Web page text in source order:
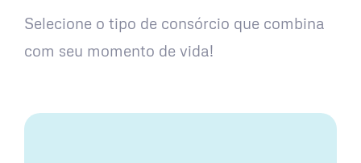
Selecione o tipo de consórcio que combina
com seu momento de vida!